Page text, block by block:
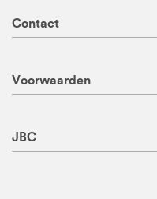
Contact
Voorwaarden
JBC